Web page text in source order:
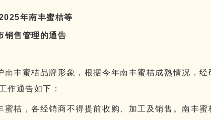
年南丰蜜桔等
销售管理的通告
丰蜜桔品牌形象，根据今年南丰蜜桔成熟情况，经
作通告如下：
桔，各经销商不得提前收购、加工及销售。南丰蜜